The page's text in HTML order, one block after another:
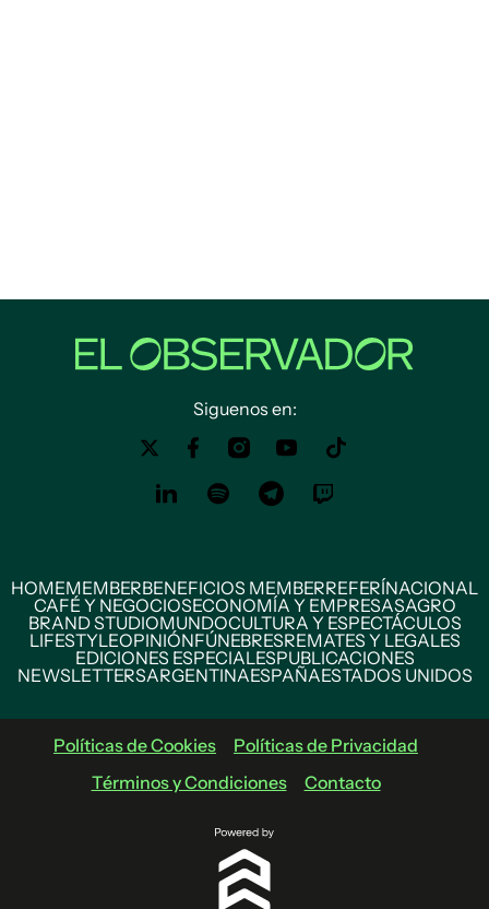
Siguenos en:
HOMEMEMBERBENEFICIOS MEMBERREFERÍNACIONAL
CAFÉ Y NEGOCIOSECONOMÍA Y EMPRESASAGRO
BRAND STUDIOMUNDOCULTURA Y ESPECTÁCULOS
LIFESTYLEOPINIÓNFÚNEBRESREMATES Y LEGALES
EDICIONES ESPECIALESPUBLICACIONES
NEWSLETTERSARGENTINAESPAÑAESTADOS UNIDOS
Políticas de Cookies
Políticas de Privacidad
Términos y Condiciones
Contacto